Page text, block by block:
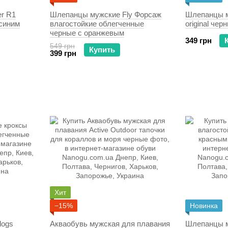
R1
Шлепанцы мужские Fly Форсаж
влагостойкие облегченные
черные с оранжевым
549 грн
399 грн Купить
Шлепанцы
original
349 грн
Хит
−15%
Акваобувь мужская для плавания
Новинка
Шлепанцы